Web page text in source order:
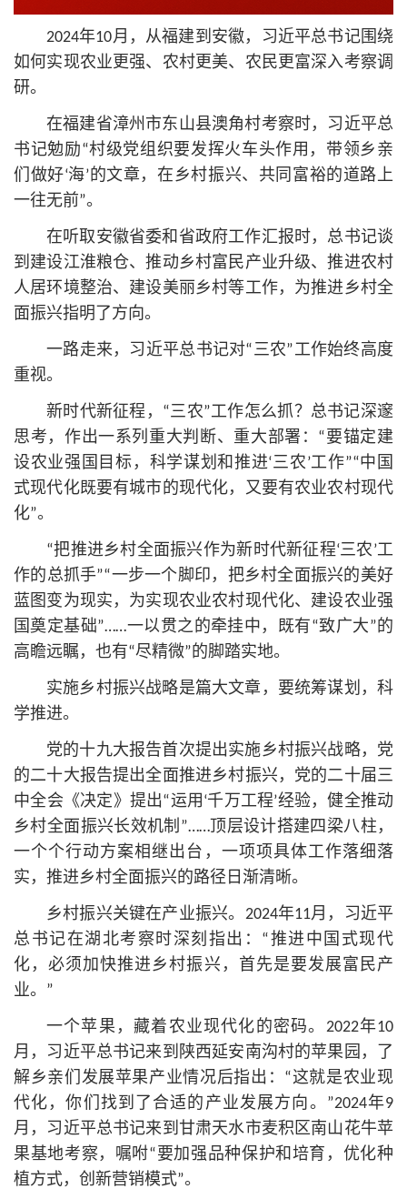
2024年10月，从福建到安徽，习近平总书记围绕
如何实现农业更强、农村更美、农民更富深入考察调
研。
在福建省漳州市东山县澳角村考察时，习近平总
书记勉励“村级党组织要发挥火车头作用，带领乡亲
们做好‘海’的文章，在乡村振兴、共同富裕的道路上
一往无前”。
在听取安徽省委和省政府工作汇报时，总书记谈
到建设江淮粮仓、推动乡村富民产业升级、推进农村
人居环境整治、建设美丽乡村等工作，为推进乡村全
面振兴指明了方向。
一路走来，习近平总书记对“三农”工作始终高度
重视。
新时代新征程，“三农”工作怎么抓？总书记深邃
思考，作出一系列重大判断、重大部署：“要锚定建
设农业强国目标，科学谋划和推进‘三农’工作”“中国
式现代化既要有城市的现代化，又要有农业农村现代
化”。
“把推进乡村全面振兴作为新时代新征程‘三农’工
作的总抓手”“一步一个脚印，把乡村全面振兴的美好
蓝图变为现实，为实现农业农村现代化、建设农业强
国奠定基础”……一以贯之的牵挂中，既有“致广大”的
高瞻远瞩，也有“尽精微”的脚踏实地。
实施乡村振兴战略是篇大文章，要统筹谋划，科
学推进。
党的十九大报告首次提出实施乡村振兴战略，党
的二十大报告提出全面推进乡村振兴，党的二十届三
中全会《决定》提出“运用‘千万工程’经验，健全推动
乡村全面振兴长效机制”……顶层设计搭建四梁八柱，
一个个行动方案相继出台，一项项具体工作落细落
实，推进乡村全面振兴的路径日渐清晰。
乡村振兴关键在产业振兴。2024年11月，习近平
总 书记在湖北考察时深刻指出：“推进中国式现代
化，必须加快推进乡村振兴，首先是要发展富民产
业。”
一个苹果，藏着农业现代化的密码。2022年10
月，习近平总书记来到陕西延安南沟村的苹果园，了
解乡亲们发展苹果产业情况后指出：“这就是农业现
代化，你们找到了合适的产业发展方向。”2024年9
月，习近平总书记来到甘肃天水市麦积区南山花牛苹
果基地考察，嘱咐“要加强品种保护和培育，优化种
植方式，创新营销模式”。